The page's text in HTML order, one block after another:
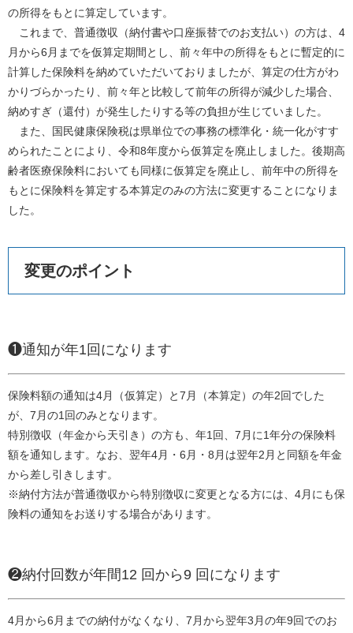
の所得をもとに算定しています。
これまで、普通徴収（納付書や口座振替でのお支払い）の方は、4
月から6月までを仮算定期間とし、前々年中の所得をもとに暫定的に
計算した保険料を納めていただいておりましたが、算定の仕方がわ
かりづらかったり、前々年と比較して前年の所得が減少した場合、
納めすぎ（還付）が発生したりする等の負担が生じていました。
また、国民健康保険税は県単位での事務の標準化・統一化がすす
められたことにより、令和8年度から仮算定を廃止しました。後期高
齢者医療保険料においても同様に仮算定を廃止し、前年中の所得を
もとに保険料を算定する本算定のみの方法に変更することになりま
した。
変更のポイント
❶通知が年1回になります
​保険料額の通知は4月（仮算定）と7月（本算定）の年2回でした
が、7月の1回のみとなります。
特別徴収（年金から天引き）の方も、年1回、7月に1年分の保険料
額を通知します。なお、翌年4月・6月・8月は翌年2月と同額を年金
から差し引きします。
※納付方法が普通徴収から特別徴収に変更となる方には、4月にも保
険料の通知をお送りする場合があります。
❷納付回数が年間12 回から9 回になります​
4月から6月までの納付がなくなり、7月から翌年3月の年9回でのお